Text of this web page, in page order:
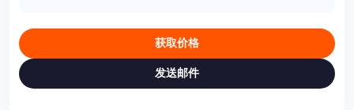
获取价格
发送邮件